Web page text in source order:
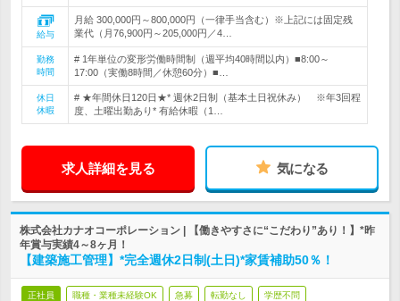
給与
月給 300,000円～800,000円（一律手当含む）※上記には固定残
業代（月76,900円～205,000円／4…
勤務
時間
# 1年単位の変形労働時間制（週平均40時間以内）■8:00～
17:00（実働8時間／休憩60分）■…
休日
休暇
# ★年間休日120日★* 週休2日制（基本土日祝休み） ※年3回程
度、土曜出勤あり* 有給休暇（1…
求人詳細を見る 気になる
株式会社カナオコーポレーション | 【働きやすさに“こだわり”あり！】*昨
年賞与実績4～8ヶ月！
【建築施工管理】*完全週休2日制(土日)*家賃補助50％！
正社員 職種・業種未経験OK 急募 転勤なし 学歴不問